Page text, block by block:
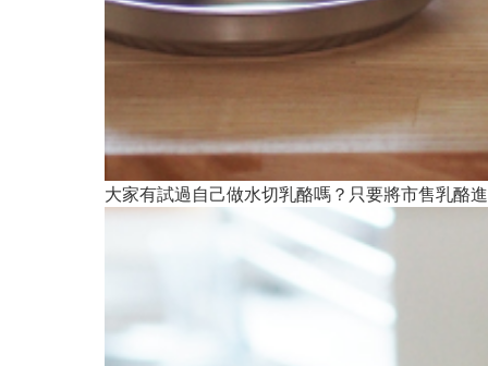
大家有試過自己做水切乳酪嗎？只要將市售乳酪